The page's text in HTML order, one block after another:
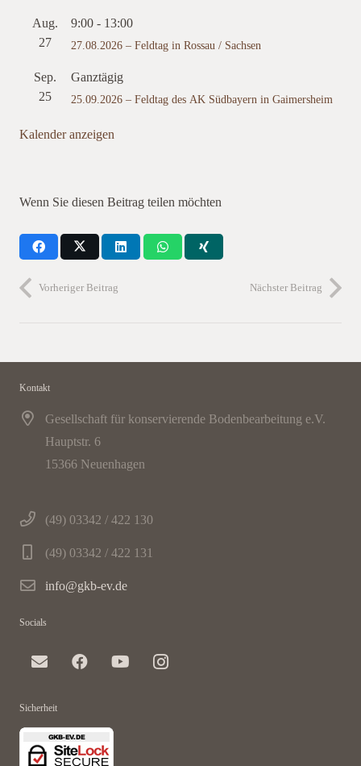
Aug.
27
9:00- 13:00
27.08.2026 – Feldtag in Rossau / Sachsen
Sep.
25
Ganztägig
25.09.2026 – Feldtag des AK Südbayern in Gaimersheim
Kalender anzeigen
Wenn Sie diesen Beitrag teilen möchten
Vorheriger Beitrag Nächster Beitrag
Kontakt
Gesellschaft für konservierende Bodenbearbeitung e.V.
Hauptstr. 6
15366 Neuenhagen
(49) 03342 / 422 130
(49) 03342 / 422 131
info@gkb-ev.de
Socials
Sicherheit